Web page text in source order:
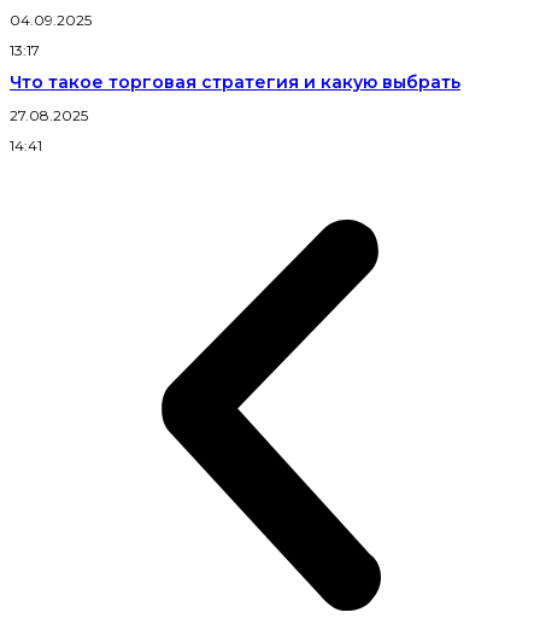
04.09.2025
13:17
Что такое торговая стратегия и какую выбрать
27.08.2025
14:41